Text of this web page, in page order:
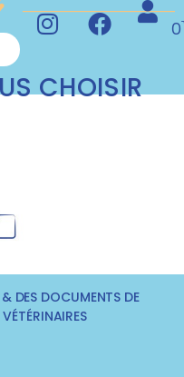
0
CHOISIR
DES DOCUMENTS DE